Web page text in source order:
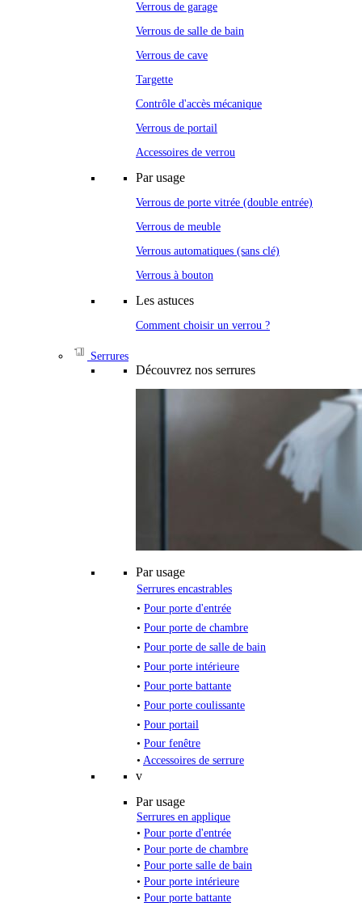
Verrous de garage
Verrous de salle de bain
Verrous de cave
Targette
Contrôle d'accès mécanique
Verrous de portail
Accessoires de verrou
Par usage
Verrous de porte vitrée (double entrée)
Verrous de meuble
Verrous automatiques (sans clé)
Verrous à bouton
Les astuces
Comment choisir un verrou ?
Serrures
Découvrez nos serrures
Par usage
Serrures encastrables
• Pour porte d'entrée
• Pour porte de chambre
• Pour porte de salle de bain
• Pour porte intérieure
• Pour porte battante
• Pour porte coulissante
• Pour portail
• Pour fenêtre
• Accessoires de serrure
v
Par usage
Serrures en applique
• Pour porte d'entrée
• Pour porte de chambre
• Pour porte salle de bain
• Pour porte intérieure
• Pour porte battante